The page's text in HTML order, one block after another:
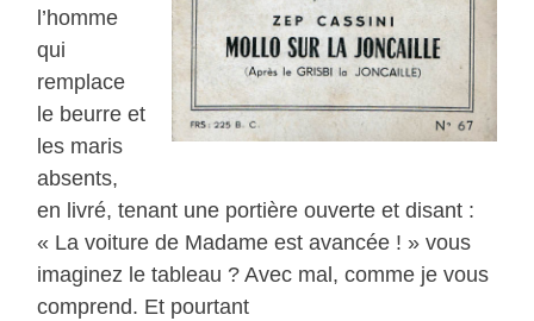
l’homme
qui
remplace
le beurre et
les maris
absents,
en livré, tenant une portière ouverte et disant :
« La voiture de Madame est avancée ! » vous
imaginez le tableau ? Avec mal, comme je vous
comprend. Et pourtant